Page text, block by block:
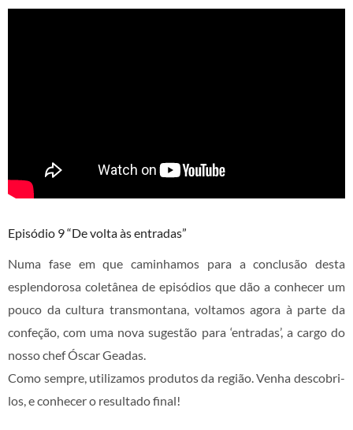
Episódio 9 “De volta às entradas”
Numa fase em que caminhamos para a conclusão desta
esplendorosa coletânea de episódios que dão a conhecer um
pouco da cultura transmontana, voltamos agora à parte da
confeção, com uma nova sugestão para ‘entradas’, a cargo do
nosso chef Óscar Geadas.
Como sempre, utilizamos produtos da região. Venha descobri-
los, e conhecer o resultado final!